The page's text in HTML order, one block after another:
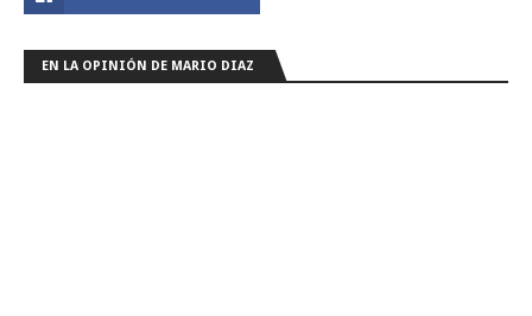
EN LA OPINIÓN DE MARIO DIAZ